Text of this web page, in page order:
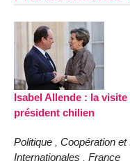
Isabel Allende : la
président chilien
Politique , Coopération et
Internationales , France